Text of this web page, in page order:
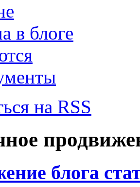
в блоге
на RSS
блога